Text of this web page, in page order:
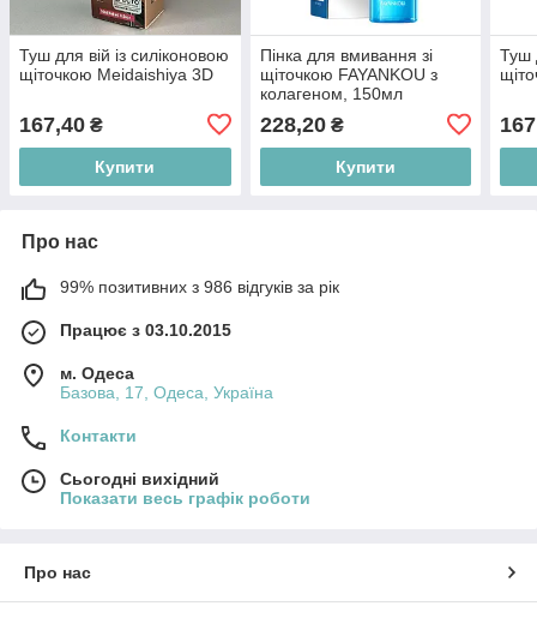
Туш для вій із силіконовою
щіточкою Meidaishiya 3D
167,40 ₴
Купити
Пінка для вмивання зі
щіточкою FAYANKOU з
колагеном, 150мл
228,20₴
Купити
Туш
Про нас
99% позитивних з 986 відгуків за рік
Працює з 03.10.2015
м. Одеса
Базова, 17, Одеса, Україна
Контакти
Сьогодні вихідний
Показати весь графік роботи
Про нас